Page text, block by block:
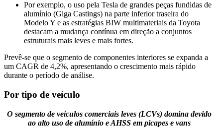
Por exemplo, o uso pela Tesla de grandes peças fundidas de
alumínio (Giga Castings) na parte inferior traseira do
Modelo Y e as estratégias BIW multimateriais da Toyota
destacam a mudança contínua em direção a conjuntos
estruturais mais leves e mais fortes.
Prevê-se que o segmento de componentes interiores se expanda a
um CAGR de 4,2%, apresentando o crescimento mais rápido
durante o período de análise.
Por tipo de veículo
O segmento de veículos comerciais leves (LCVs) domina devido
ao alto uso de alumínio e AHSS em picapes e vans